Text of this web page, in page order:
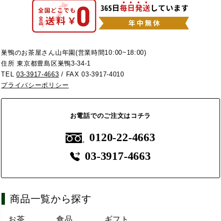
巣鴨のお茶屋さん山年園(営業時間10:00~18:00)
住所 東京都豊島区巣鴨3-34-1
TEL03-3917-4663 / FAX 03-3917-4010
プライバシーポリシー
お電話でのご注文はコチラ
0120-22-4663
03-3917-4663
商品一覧から探す